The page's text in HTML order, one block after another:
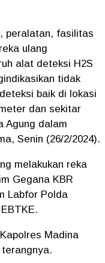
peralatan, fasilitas
ulang
alat deteksi H2S
tidak
baik di lokasi
dan sekitar
Agung dalam
Senin (26/2/2024).
melakukan reka
Gegana KBR
Labfor Polda
Madina